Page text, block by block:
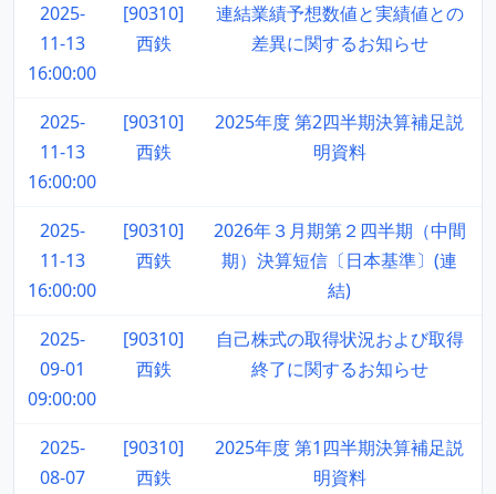
2025-
11-13
16:00:00
[90310]
西鉄
連結業績予想数値と実績値との
差異に関するお知らせ
2025-
11-13
16:00:00
[90310]
西鉄
2025年度 第2四半期決算補足説
明資料
2025-
11-13
16:00:00
[90310]
西鉄
2026年３月期第２四半期（中間
期）決算短信〔日本基準〕(連
結)
2025-
09-01
09:00:00
[90310]
西鉄
自己株式の取得状況および取得
終了に関するお知らせ
2025-
08-07
[90310]
西鉄
2025年度 第1四半期決算補足説
明資料